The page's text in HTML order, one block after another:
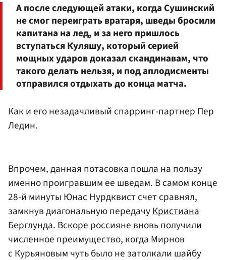
А после следующей атаки, когда Сушинский
не смог переиграть вратаря, шведы бросили
капитана на лед, и за него пришлось
вступаться Куляшу, который серией
мощных ударов доказал скандинавам, что
такого делать нельзя, и под аплодисменты
отправился отдыхать до конца матча.
Как и его незадачливый спарринг-партнер Пер
Ледин.
Впрочем, данная потасовка пошла на пользу
именно проигравшим ее шведам. В самом конце
28-й минуты Юнас Нурдквист счет сравнял,
замкнув диагональную передачуКристиана
Берглунда. Вскоре россияне вновь получили
численное преимущество, когда Мирнов
с Курьяновым чуть было не затолкали шайбу